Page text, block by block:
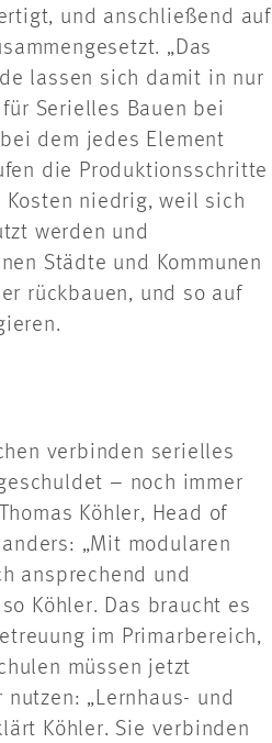
und anschließend auf
„Das
lassen sich damit in nur
Serielles Bauen bei
dem jedes Element
die Produktionsschritte
niedrig, weil sich
werden und
Städte und Kommunen
rückbauen, und so auf
verbinden serielles
– noch immer
Köhler, Head of
„Mit modularen
ansprechend und
Köhler. Das braucht es
im Primarbereich,
müssen jetzt
„Lernhaus- und
Köhler. Sie verbinden